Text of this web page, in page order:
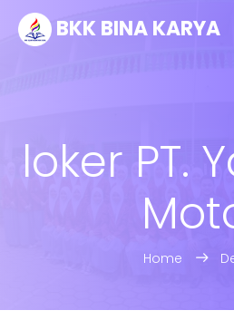
BKK BINA KARYA
loker PT.
Home